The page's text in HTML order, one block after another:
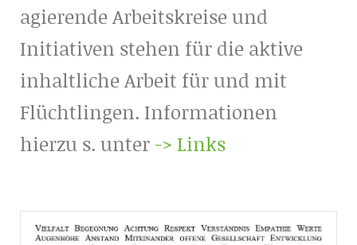
agierende Arbeitskreise und
Initiativen stehen für die aktive
inhaltliche Arbeit für und mit
Flüchtlingen. Informationen
hierzu s. unter-> Links